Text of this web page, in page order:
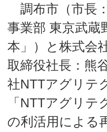
調布市（市長
事業部 東京武蔵
本」）と株式会
取締役社長：熊
社NTTアグリテ
「NTTアグリ
の利活用による